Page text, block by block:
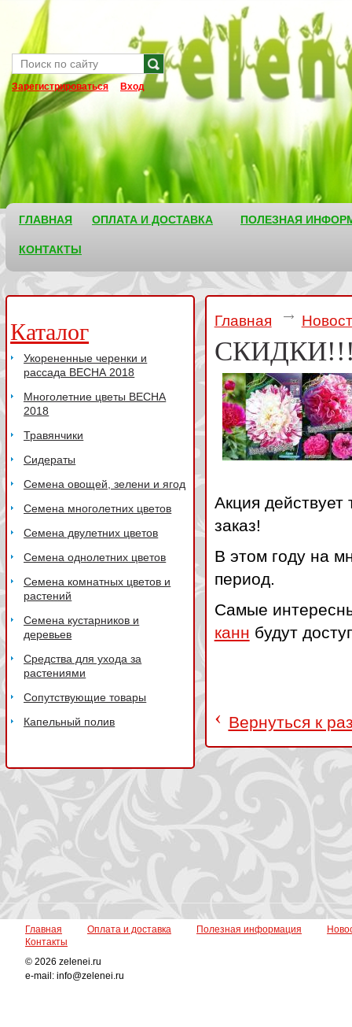
Зарегистрироваться Вход
ГЛАВНАЯ ОПЛАТА И ДОСТАВКА ПОЛЕЗНАЯ
КОНТАКТЫ
Каталог
Укорененные черенки и
рассада ВЕСНА 2018
Многолетние цветы ВЕСНА
2018
Травянчики
Сидераты
Семена овощей, зелени и ягод
Семена многолетних цветов
Семена двулетних цветов
Семена однолетних цветов
Семена комнатных цветов и
растений
Семена кустарников и
деревьев
Средства для ухода за
растениями
Сопутствующие товары
Капельный полив
Главная
Акция
заказ!
В этом году на
период.
Самые
канн будут
‹ Вернуться к
Главная Оплата и доставка Полезная информация
Контакты
© 2026 zelenei.ru
e-mail: info@zelenei.ru